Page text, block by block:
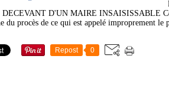
D'UN MAIRE INSAISISSABLE
du procès de ce qui est appelé improprement
Repost 0